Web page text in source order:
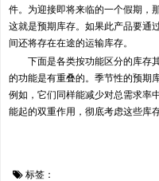
件。为迎接即将来临的一个假期，
这就是预期库存。如果此产品要通
间还将存在在途的运输库存。
下面是各类按功能区分的库存其
的功能是有重叠的。季节性的预期
例如，它们同样能减少对总需求率
能起的双重作用，彻底考虑这些库
标签：